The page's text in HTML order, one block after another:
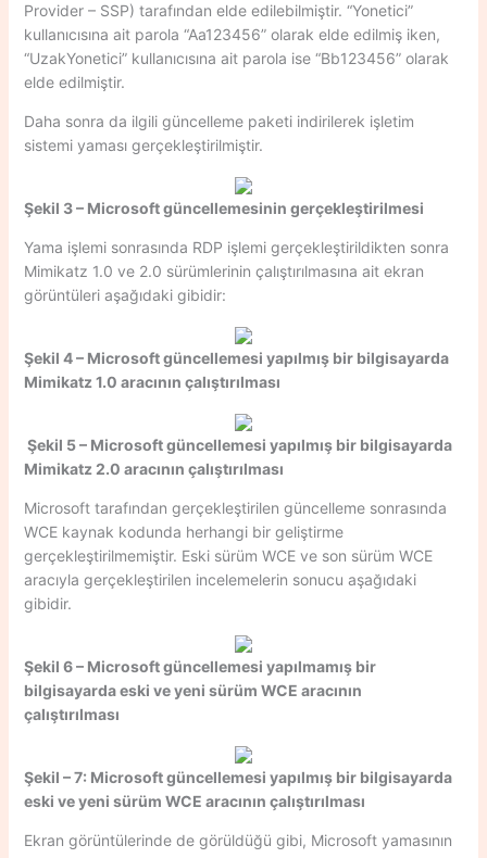
Provider – SSP) tarafından elde edilebilmiştir. “Yonetici”
kullanıcısına ait parola “Aa123456” olarak elde edilmiş iken,
“UzakYonetici” kullanıcısına ait parola ise “Bb123456” olarak
elde edilmiştir.
Daha sonra da ilgili güncelleme paketi indirilerek işletim
sistemi yaması gerçekleştirilmiştir.
Şekil 3 – Microsoft güncellemesinin gerçekleştirilmesi
Yama işlemi sonrasında RDP işlemi gerçekleştirildikten sonra
Mimikatz 1.0 ve 2.0 sürümlerinin çalıştırılmasına ait ekran
görüntüleri aşağıdaki gibidir:
Şekil 4 – Microsoft güncellemesi yapılmış bir bilgisayarda
Mimikatz 1.0 aracının çalıştırılması
Şekil 5 – Microsoft güncellemesi yapılmış bir bilgisayarda
Mimikatz 2.0 aracının çalıştırılması
Microsoft tarafından gerçekleştirilen güncelleme sonrasında
WCE kaynak kodunda herhangi bir geliştirme
gerçekleştirilmemiştir. Eski sürüm WCE ve son sürüm WCE
aracıyla gerçekleştirilen incelemelerin sonucu aşağıdaki
gibidir.
Şekil 6 – Microsoft güncellemesi yapılmamış bir
bilgisayarda eski ve yeni sürüm WCE aracının
çalıştırılması
Şekil – 7: Microsoft güncellemesi yapılmış bir bilgisayarda
eski ve yeni sürüm WCE aracının çalıştırılması
Ekran görüntülerinde de görüldüğü gibi, Microsoft yamasının